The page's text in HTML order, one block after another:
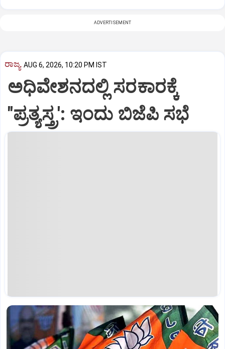
ADVERTISEMENT
ರಾಜ್ಯ AUG 6, 2026, 10:20 PM IST
ಅಧಿವೇಶನದಲ್ಲಿ ಸರಕಾರಕ್ಕೆ
"ಪ್ರತ್ಯಸ್ತ್ರ': ಇಂದು ಬಿಜೆಪಿ ಸಭೆ